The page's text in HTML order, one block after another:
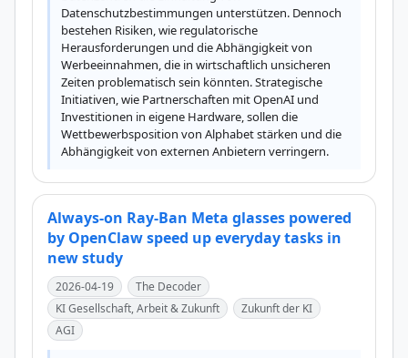
Datenschutzbestimmungen unterstützen. Dennoch
bestehen Risiken, wie regulatorische
Herausforderungen und die Abhängigkeit von
Werbeeinnahmen, die in wirtschaftlich unsicheren
Zeiten problematisch sein könnten. Strategische
Initiativen, wie Partnerschaften mit OpenAI und
Investitionen in eigene Hardware, sollen die
Wettbewerbsposition von Alphabet stärken und die
Abhängigkeit von externen Anbietern verringern.
Always-on Ray-Ban Meta glasses powered
by OpenClaw speed up everyday tasks in
new study
2026-04-19
The Decoder
KI Gesellschaft, Arbeit & Zukunft
Zukunft der KI
AGI